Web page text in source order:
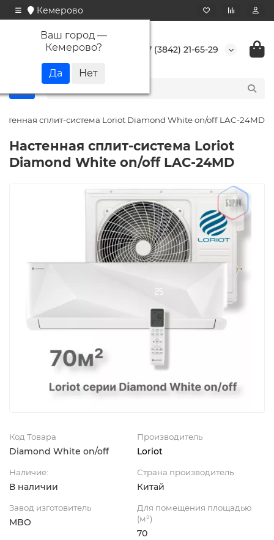
Кемерово
Ваш город —
Кемерово? +7 (3842) 21-65-29
сплит-система Loriot Diamond White on/off LAC-24MD
Настенная сплит-система Loriot
Diamond White on/off LAC-24MD
Код Товара
Diamond White on/off
Производитель
Loriot
Наличие:
В наличии
Страна производитель
Китай
Завод изготовитель
MBO
Для помещения площадью
(м²)
70